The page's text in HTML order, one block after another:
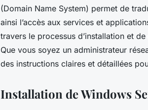
(Domain Name System) permet de
ainsi l’accès aux services et
travers le processus d’installation et
Que vous soyez un administrateur
des instructions claires et détaillées
Installation de Windows